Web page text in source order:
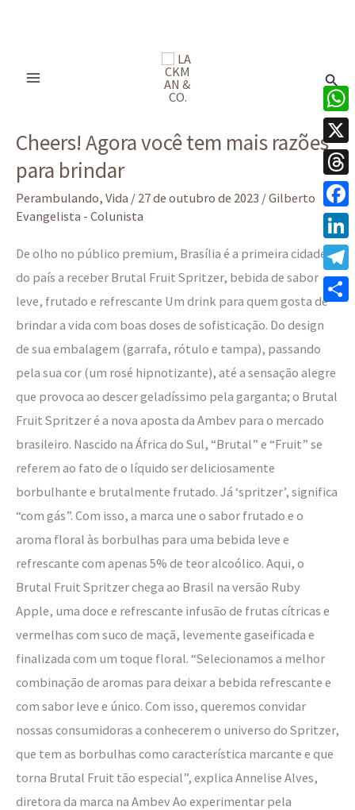
Cheers! Agora você tem mais razões
para brindar
Perambulando, Vida / 27 de outubro de 2023 /Gilberto
Evangelista - Colunista
De olho no público premium, Brasília é a primeira cidade
do país a receber Brutal Fruit Spritzer, bebida de sabor
leve, frutado e refrescante Um drink para quem gosta de
brindar a vida com boas doses de sofisticação. Do design
de sua embalagem (garrafa, rótulo e tampa), passando
pela sua cor (um rosé hipnotizante), até a sensação alegre
que provoca ao descer geladíssimo pela garganta; o Brutal
Fruit Spritzer é a nova aposta da Ambev para o mercado
brasileiro. Nascido na África do Sul, “Brutal” e “Fruit” se
referem ao fato de o líquido ser deliciosamente
borbulhante e brutalmente frutado. Já ‘spritzer’, significa
“com gás”. Com isso, a marca une o sabor frutado e o
aroma floral às borbulhas para uma bebida leve e
refrescante com apenas 5% de teor alcoólico. Aqui, o
Brutal Fruit Spritzer chega ao Brasil na versão Ruby
Apple, uma doce e refrescante infusão de frutas cítricas e
vermelhas com suco de maçã, levemente gaseificada e
finalizada com um toque floral. “Selecionamos a melhor
combinação de aromas para deixar a bebida refrescante e
com sabor leve e único. Com isso, queremos convidar
nossas consumidoras a conhecerem o universo do Spritzer,
que tem as borbulhas como característica marcante e que
torna Brutal Fruit tão especial”, explica Annelise Alves,
diretora da marca na Ambev Ao experimentar pela
Agora
você
tem
mais
para
brindar
X